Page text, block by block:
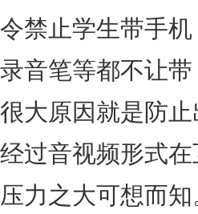
止学生带手机
音笔等都不让带
大原因就是防
过音视频形式
力之大可想而知